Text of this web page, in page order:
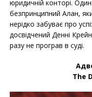
юридичній конторі.
безпринципний Алан,
нерідко забуває про
досвідчений Денні
разу не програв в суді.
The